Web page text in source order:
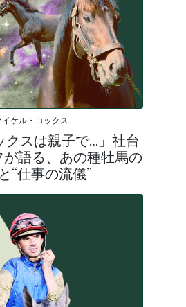
イケル・コックス
クスは親子で…」社台
が語る、あの種牡馬の
“仕事の流儀”